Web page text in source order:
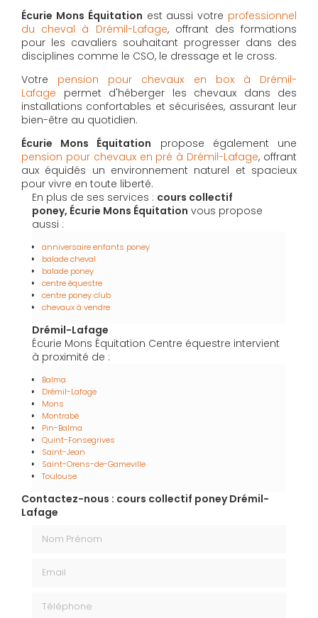
Écurie Mons Équitation est aussi votre professionnel
du cheval à Drémil-Lafage, offrant des formations
pour les cavaliers souhaitant progresser dans des
disciplines comme le CSO, le dressage et le cross.
Votre pension pour chevaux en box à Drémil-
Lafage permet d'héberger les chevaux dans des
installations confortables et sécurisées, assurant leur
bien-être au quotidien.
Écurie Mons Équitation propose également une
pension pour chevaux en pré à Drémil-Lafage, offrant
aux équidés un environnement naturel et spacieux
pour vivre en toute liberté.
En plus de ses services : cours collectif
poney, Écurie Mons Équitation vous propose
aussi :
anniversaire enfants poney
balade cheval
balade poney
centre équestre
centre poney club
chevaux à vendre
Drémil-Lafage
Écurie Mons Équitation Centre équestre intervient
à proximité de :
Balma
Drémil-Lafage
Mons
Montrabé
Pin-Balma
Quint-Fonsegrives
Saint-Jean
Saint-Orens-de-Gameville
Toulouse
Contactez-nous : cours collectif poney Drémil-
Lafage